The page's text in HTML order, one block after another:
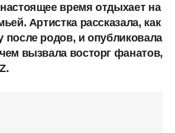
время отдыхает на
Артистка рассказала, как
родов, и опубликовала
вызвала восторг фанатов,